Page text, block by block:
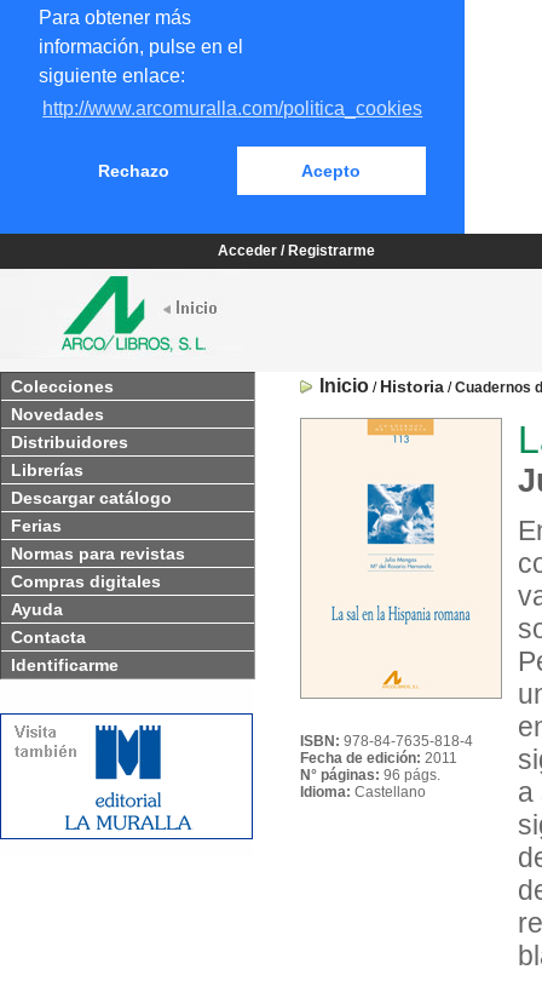
Para obtener más
información, pulse en el
siguiente enlace:
http://www.arcomuralla.com/politica_cookies
Rechazo Acepto
Acceder / Registrarme
Colecciones
Novedades
Distribuidores
Librerías
Descargar catálogo
Ferias
Normas para revistas
Compras digitales
Ayuda
Contacta
Identificarme
Inicio / Historia /Cuadernos
ISBN: 978-84-7635-818-4
Fecha de edición: 2011
N° páginas: 96 págs.
Idioma: Castellano
a